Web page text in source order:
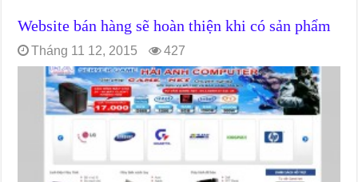
Website bán hàng sẽ hoàn thiện khi có sản phẩm
Tháng 11 12, 2015 427